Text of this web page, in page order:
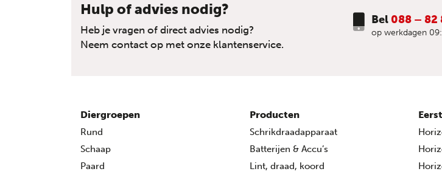
Hulp of advies nodig?
Heb je vragen of direct advies nodig?
Neem contact op met onze klantenservice.
Bel 088 – 82
op werkdagen
Diergroepen
Rund
Schaap
Paard
Producten
Schrikdraadapparaat
Batterijen & Accu’s
Lint, draad, koord